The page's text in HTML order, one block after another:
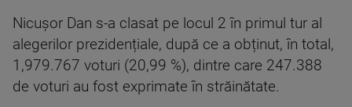
Nicușor Dan s-a clasat pe locul 2 în primul tur al
alegerilor prezidențiale, după ce a obținut, în total,
1,979.767 voturi (20,99 %), dintre care 247.388
de voturi au fost exprimate în străinătate.